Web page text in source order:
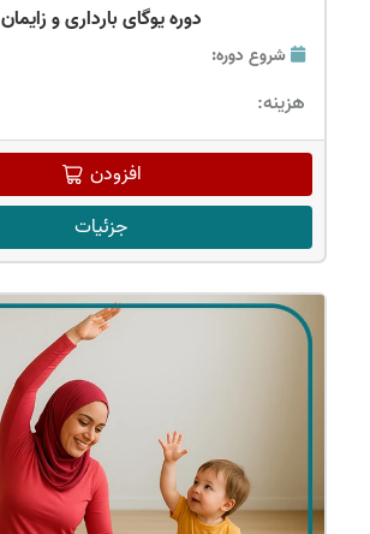
دوره یوگای بارداری و زایمان
شروع دوره:
هزینه:
افزودن
جزئیات